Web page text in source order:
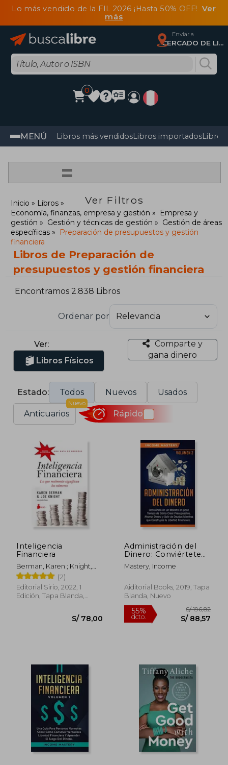
Lo más vendido de la FIL 2026 ¡Hasta 50% OFF! Ver
más
Enviar a
CERCADO DE LIMA, Lima
0
MENÚ Libros más vendidosLibros importadosLibros
=
Ver Filtros
Inicio
Libros
Economía, finanzas, empresa y gestión
Empresa y
gestión
Gestión y técnicas de gestión
Gestión de áreas
específicas
Preparación de presupuestos y gestión
financiera
Libros de Preparación de
presupuestos y gestión financiera
Encontramos 2.838 Libros
Ordenar por
Ver:
Libros Físicos
Comparte y
gana dinero
Estado: Todos Nuevos Usados
Anticuarios
Nuevo
Rápido
Inteligencia
Financiera
Berman, Karen ; Knight,
Joe
(2)
Editorial Sirio, 2022, 1
Edición, Tapa Blanda,
S/ 78,00
Administración del
Dinero: Conviértete
en un Maestro en
Poco Tiempo de
Presupuestos,
Ahorrar Dinero y Salir
que Construyes tu
Libertad Financiera
Mastery, Income
Aiditorial Books, 2019, Tapa
Blanda, Nuevo
55%
dcto.